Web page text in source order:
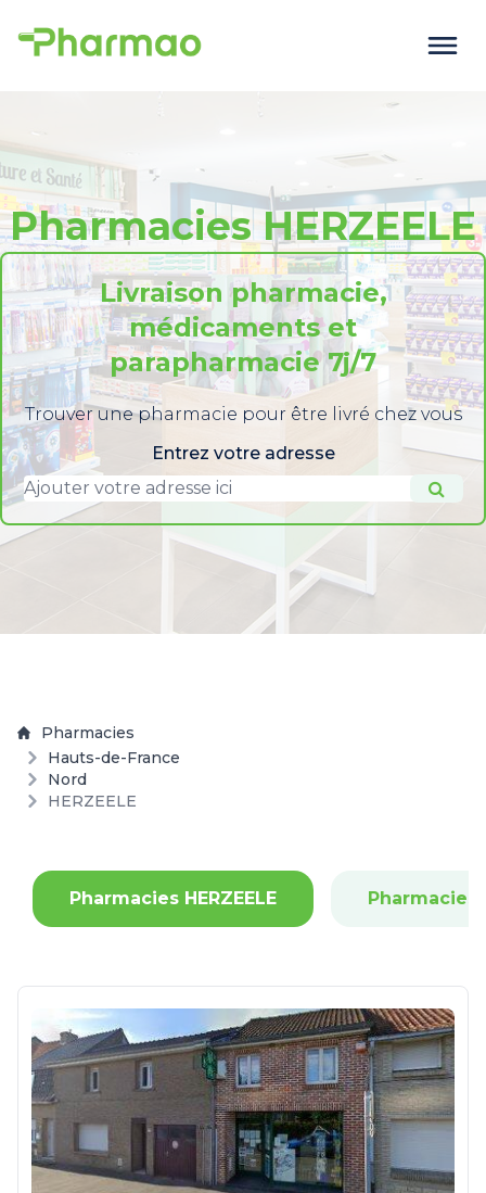
Pharmacies HERZEELE
Livraison pharmacie,
médicaments et
parapharmacie 7j/7
Trouver une pharmacie pour être livré chez vous
Entrez votre adresse
Pharmacies
Hauts-de-France
Nord
HERZEELE
Pharmacies HERZEELE Pharmacies